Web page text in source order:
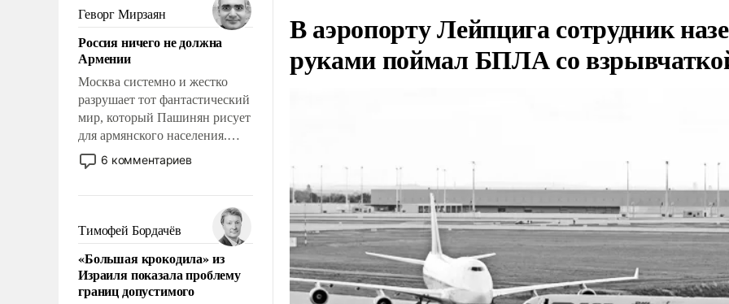
Сложившаяся ситуация
означает многолетний период
уязвимости США, например,
перед Китаем.
Геворг Мирзаян
Россия ничего не должна
Армении
Москва системно и жестко
разрушает тот фантастический
мир, который Пашинян рисует
для армянского населения.
Мир, где этому населению все
должны просто по
политические прожекты будут
беспрекословно оплачиваться
за счет российских
налогоплательщиков и где за
свои поступки не нужно
отвечать.
6 комментариев
Тимофей Бордачёв
«Большая крокодила» из
Израиля показала проблему
границ допустимого
В аэропорту Лейпцига сотрудник
руками поймал БПЛА со